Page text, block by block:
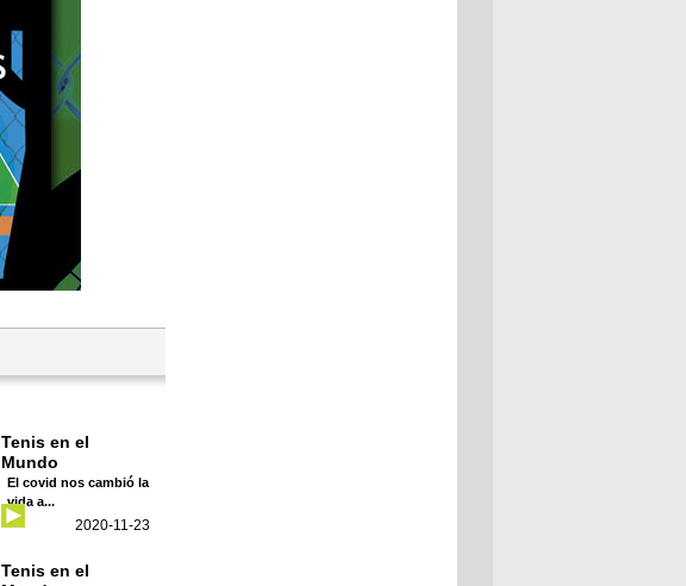
Tenis en el
Mundo
El covid nos cambió la
vida a...
2020-11-23
Tenis en el